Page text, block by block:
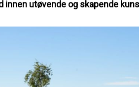
innen utøvende og skapende